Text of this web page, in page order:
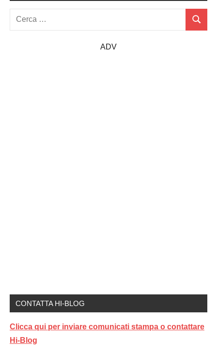
Ricerca
per:
Cerca
ADV
CONTATTA HI-BLOG
Clicca qui per inviare comunicati stampa o contattare
Hi-Blog